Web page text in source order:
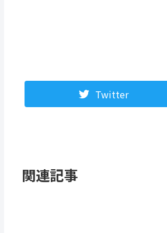
Twitter
関連記事